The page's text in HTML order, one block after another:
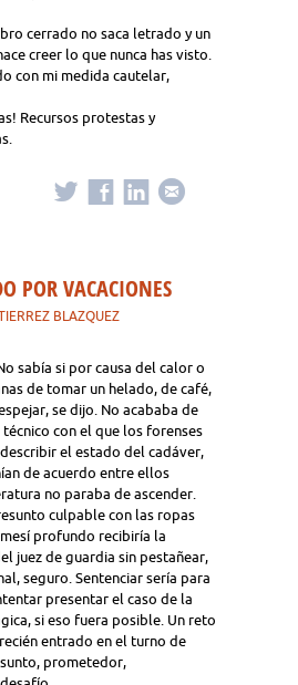
cerrado no saca letrado y un
creer lo que nunca has visto.
con mi medida cautelar,
Recursos protestas y
POR VACACIONES
BLAZQUEZ
sabía si por causa del calor o
de tomar un helado, de café,
se dijo. No acababa de
con el que los forenses
el estado del cadáver,
de acuerdo entre ellos
no paraba de ascender.
culpable con las ropas
profundo recibiría la
juez de guardia sin pestañear,
seguro. Sentenciar sería para
presentar el caso de la
si eso fuera posible. Un reto
entrado en el turno de
prometedor,